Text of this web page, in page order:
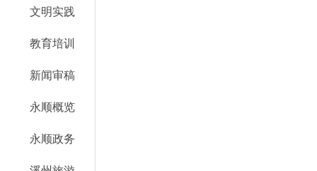
文明实践
教育培训
新闻审稿
永顺概览
永顺政务